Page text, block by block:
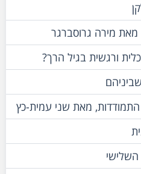
מאת מירה גרוסברגר
ורגשית בגיל הרך?
מאת שני עמית-כץ
השלישי